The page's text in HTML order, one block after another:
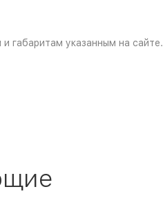
габаритам указанным на сайте.